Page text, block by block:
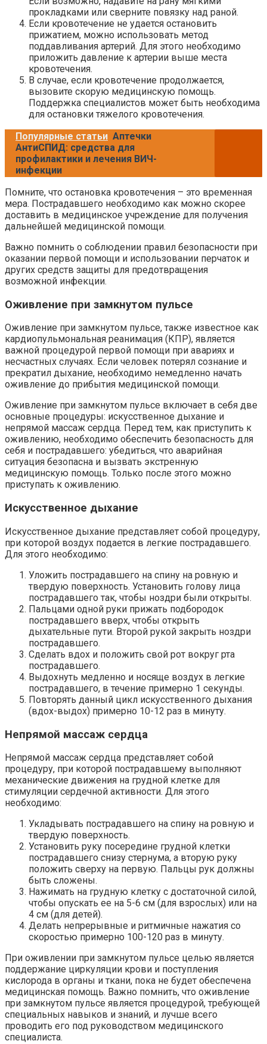
прокладками или сверните повязку над раной.
Если кровотечение не удается остановить
прижатием, можно использовать метод
поддавливания артерий. Для этого необходимо
приложить давление к артерии выше места
кровотечения.
В случае, если кровотечение продолжается,
вызовите скорую медицинскую помощь.
Поддержка специалистов может быть необходима
для остановки тяжелого кровотечения.
Популярные статьи Аптечки
АнтиСПИД: средства для
профилактики и лечения ВИЧ-
инфекции
Помните, что остановка кровотечения – это временная
мера. Пострадавшего необходимо как можно скорее
доставить в медицинское учреждение для получения
дальнейшей медицинской помощи.
Важно помнить о соблюдении правил безопасности при
оказании первой помощи и использовании перчаток и
других средств защиты для предотвращения
возможной инфекции.
Оживление при замкнутом пульсе
Оживление при замкнутом пульсе, также известное как
кардиопульмональная реанимация (КПР), является
важной процедурой первой помощи при авариях и
несчастных случаях. Если человек потерял сознание и
прекратил дыхание, необходимо немедленно начать
оживление до прибытия медицинской помощи.
Оживление при замкнутом пульсе включает в себя две
основные процедуры: искусственное дыхание и
непрямой массаж сердца. Перед тем, как приступить к
оживлению, необходимо обеспечить безопасность для
себя и пострадавшего: убедиться, что аварийная
ситуация безопасна и вызвать экстренную
медицинскую помощь. Только после этого можно
приступать к оживлению.
Искусственное дыхание
Искусственное дыхание представляет собой процедуру,
при которой воздух подается в легкие пострадавшего.
Для этого необходимо:
Уложить пострадавшего на спину на ровную и
твердую поверхность. Установить голову лица
пострадавшего так, чтобы ноздри были открыты.
Пальцами одной руки прижать подбородок
пострадавшего вверх, чтобы открыть
дыхательные пути. Второй рукой закрыть ноздри
пострадавшего.
Сделать вдох и положить свой рот вокруг рта
пострадавшего.
Выдохнуть медленно и носяще воздух в легкие
пострадавшего, в течение примерно 1 секунды.
Повторять данный цикл искусственного дыхания
(вдох-выдох) примерно 10-12 раз в минуту.
Непрямой массаж сердца
Непрямой массаж сердца представляет собой
процедуру, при которой пострадавшему выполняют
механические движения на грудной клетке для
стимуляции сердечной активности. Для этого
необходимо:
Укладывать пострадавшего на спину на ровную и
твердую поверхность.
Установить руку посередине грудной клетки
пострадавшего снизу стернума, а вторую руку
положить сверху на первую. Пальцы рук должны
быть сложены.
Нажимать на грудную клетку с достаточной силой,
чтобы опускать ее на 5-6 см (для взрослых) или на
4 см (для детей).
Делать непрерывные и ритмичные нажатия со
скоростью примерно 100-120 раз в минуту.
При оживлении при замкнутом пульсе целью является
поддержание циркуляции крови и поступления
кислорода в органы и ткани, пока не будет обеспечена
медицинская помощь. Важно помнить, что оживление
при замкнутом пульсе является процедурой, требующей
специальных навыков и знаний, и лучше всего
проводить его под руководством медицинского
специалиста.